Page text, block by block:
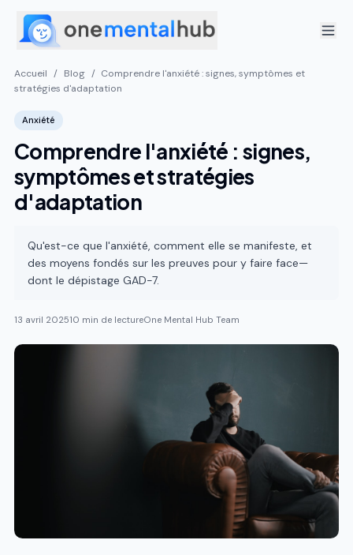
Accueil / Blog / Comprendre l'anxiété : signes, symptômes et
stratégies d'adaptation
Anxiété
Comprendre l'anxiété : signes,
symptômes et stratégies
d'adaptation
Qu'est-ce que l'anxiété, comment elle se manifeste, et
des moyens fondés sur les preuves pour y faire face—
dont le dépistage GAD-7.
13 avril 202510 min de lectureOne Mental Hub Team